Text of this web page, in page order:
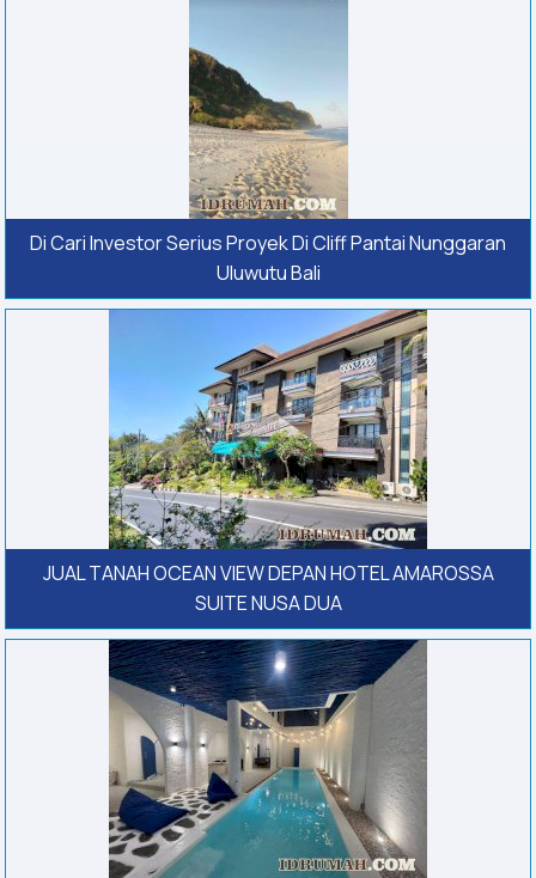
Di Cari Investor Serius Proyek Di Cliff Pantai Nunggaran
Uluwutu Bali
JUAL TANAH OCEAN VIEW DEPAN HOTEL AMAROSSA
SUITE NUSA DUA